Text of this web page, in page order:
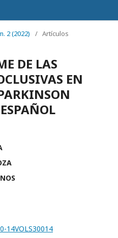
2 (2022) / Artículos
DE LAS
EN
14VOLS30014